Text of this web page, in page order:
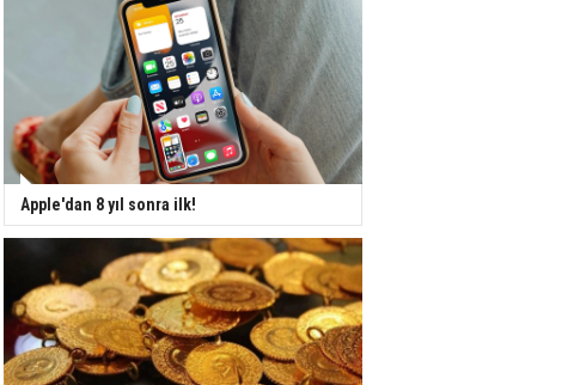
Apple'dan 8 yıl sonra ilk!